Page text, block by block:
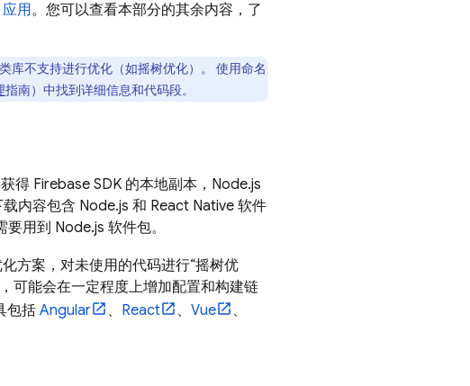
用。您可以查看本部分的其余内容，了
库不支持进行优化（如摇树优化）。 使用命名
指南）中找到详细信息和代码段。
得 Firebase SDK 的本地副本，Node.js
内容包含 Node.js 和 React Native 软件
用到 Node.js 软件包。
方案，对未使用的代码进行“摇树优
可能会在一定程度上增加配置和构建链
包括 Angular 、 React 、 Vue
、